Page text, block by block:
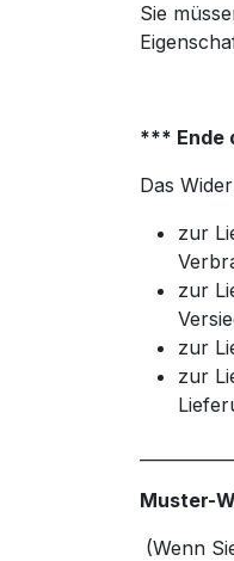
Sie
*** Ende
Das
zur
zur
zur
zur
Muster-
(Wenn